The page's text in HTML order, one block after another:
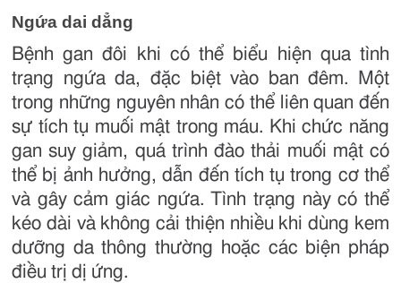
Ngứa dai dẳng
Bệnh gan đôi khi có thể biểu hiện qua tình
trạng ngứa da, đặc biệt vào ban đêm. Một
trong những nguyên nhân có thể liên quan đến
sự tích tụ muối mật trong máu. Khi chức năng
gan suy giảm, quá trình đào thải muối mật có
thể bị ảnh hưởng, dẫn đến tích tụ trong cơ thể
và gây cảm giác ngứa. Tình trạng này có thể
kéo dài và không cải thiện nhiều khi dùng kem
dưỡng da thông thường hoặc các biện pháp
điều trị dị ứng.